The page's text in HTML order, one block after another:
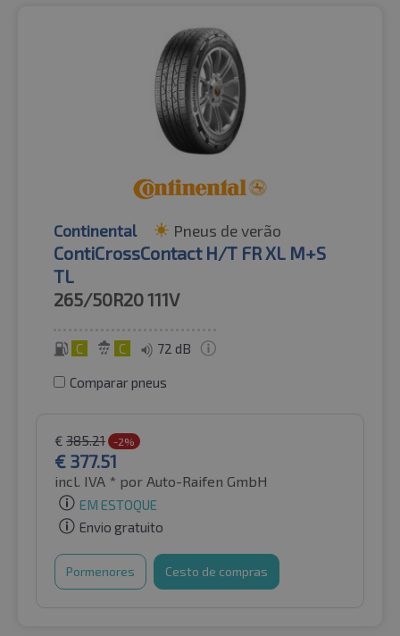
Continental Pneus de verão
ContiCrossContact H/T FR XL M+S
TL
265/50R20111V
C C 72 dB
Comparar pneus
€ 385.21 -2%
€ 377.51
incl. IVA * por Auto-Raifen GmbH
EM ESTOQUE
Envio gratuito
Pormenores Cesto de compras